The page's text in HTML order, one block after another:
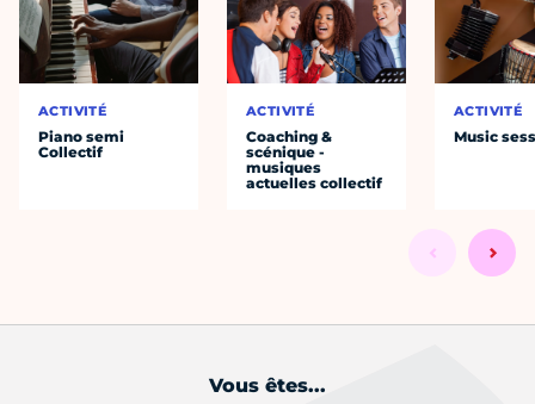
ACTIVITÉ
Piano semi
Collectif
ACTIVITÉ
Coaching &
scénique -
musiques
actuelles collectif
ACTIVITÉ
Music
Vous êtes...